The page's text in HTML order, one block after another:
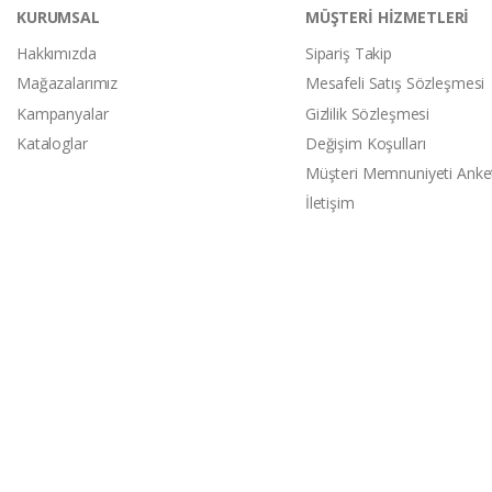
KURUMSAL
Hakkımızda
Mağazalarımız
Kampanyalar
Kataloglar
MÜŞTERİ HİZMETLERİ
Sipariş Takip
Mesafeli Satış Sözleşmesi
Gizlilik Sözleşmesi
Değişim Koşulları
Müşteri Memnuniyeti
İletişim